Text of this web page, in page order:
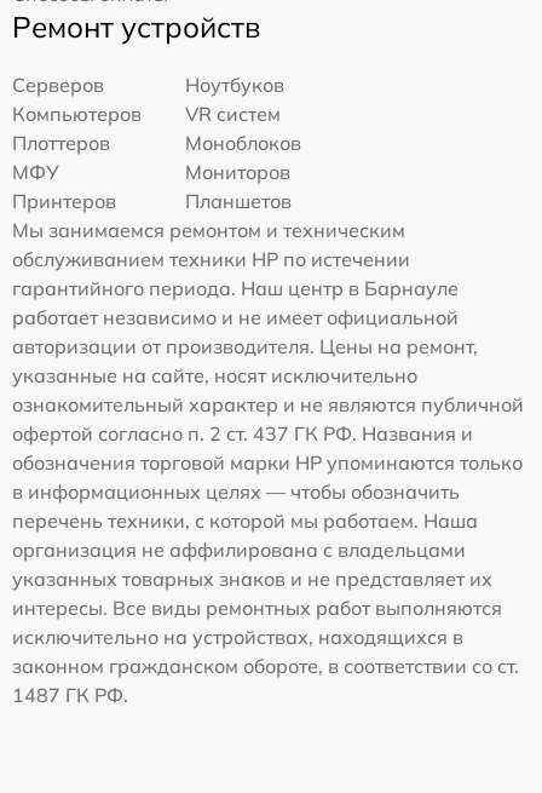
Ремонт устройств
Серверов
Ноутбуков
Компьютеров
VR систем
Плоттеров
Моноблоков
МФУ
Мониторов
Принтеров
Планшетов
Мы занимаемся ремонтом и техническим
обслуживанием техники HP по истечении
гарантийного периода. Наш центр в Барнауле
работает независимо и не имеет официальной
авторизации от производителя. Цены на ремонт,
указанные на сайте, носят исключительно
ознакомительный характер и не являются публичной
офертой согласно п. 2 ст. 437 ГК РФ. Названия и
обозначения торговой марки HP упоминаются только
в информационных целях — чтобы обозначить
перечень техники, с которой мы работаем. Наша
организация не аффилирована с владельцами
указанных товарных знаков и не представляет их
интересы. Все виды ремонтных работ выполняются
исключительно на устройствах, находящихся в
законном гражданском обороте, в соответствии со ст.
1487 ГК РФ.